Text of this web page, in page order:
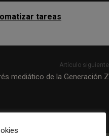
tareas
Artículo siguiente
mediático de la Generación Z